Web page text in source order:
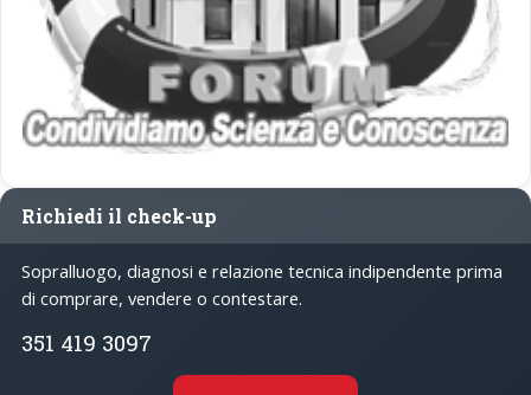
Richiedi il check-up
Sopralluogo, diagnosi e relazione tecnica indipendente prima
di comprare, vendere o contestare.
351 419 3097